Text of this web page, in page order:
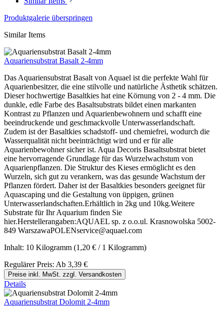
Produktgalerie überspringen
Similar Items
Aquariensubstrat Basalt 2-4mm
Das Aquariensubstrat Basalt von Aquael ist die perfekte Wahl für
Aquarienbesitzer, die eine stilvolle und natürliche Ästhetik schätzen.
Dieser hochwertige Basaltkies hat eine Körnung von 2 - 4 mm. Die
dunkle, edle Farbe des Basaltsubstrats bildet einen markanten
Kontrast zu Pflanzen und Aquarienbewohnern und schafft eine
beeindruckende und geschmackvolle Unterwasserlandschaft.
Zudem ist der Basaltkies schadstoff- und chemiefrei, wodurch die
Wasserqualität nicht beeinträchtigt wird und er für alle
Aquarienbewohner sicher ist. Aqua Decoris Basaltsubstrat bietet
eine hervorragende Grundlage für das Wurzelwachstum von
Aquarienpflanzen. Die Struktur des Kieses ermöglicht es den
Wurzeln, sich gut zu verankern, was das gesunde Wachstum der
Pflanzen fördert. Daher ist der Basaltkies besonders geeignet für
Aquascaping und die Gestaltung von üppigen, grünen
Unterwasserlandschaften.Erhältlich in 2kg und 10kg.Weitere
Substrate für Ihr Aquarium finden Sie
hier.Herstellerangaben:AQUAEL sp. z o.o.ul. Krasnowolska 5002-
849 WarszawaPOLENservice@aquael.com
Inhalt: 10 Kilogramm (1,20 € / 1 Kilogramm)
Regulärer Preis: Ab 3,39 €
Preise inkl. MwSt. zzgl. Versandkosten
Details
Aquariensubstrat Dolomit 2-4mm